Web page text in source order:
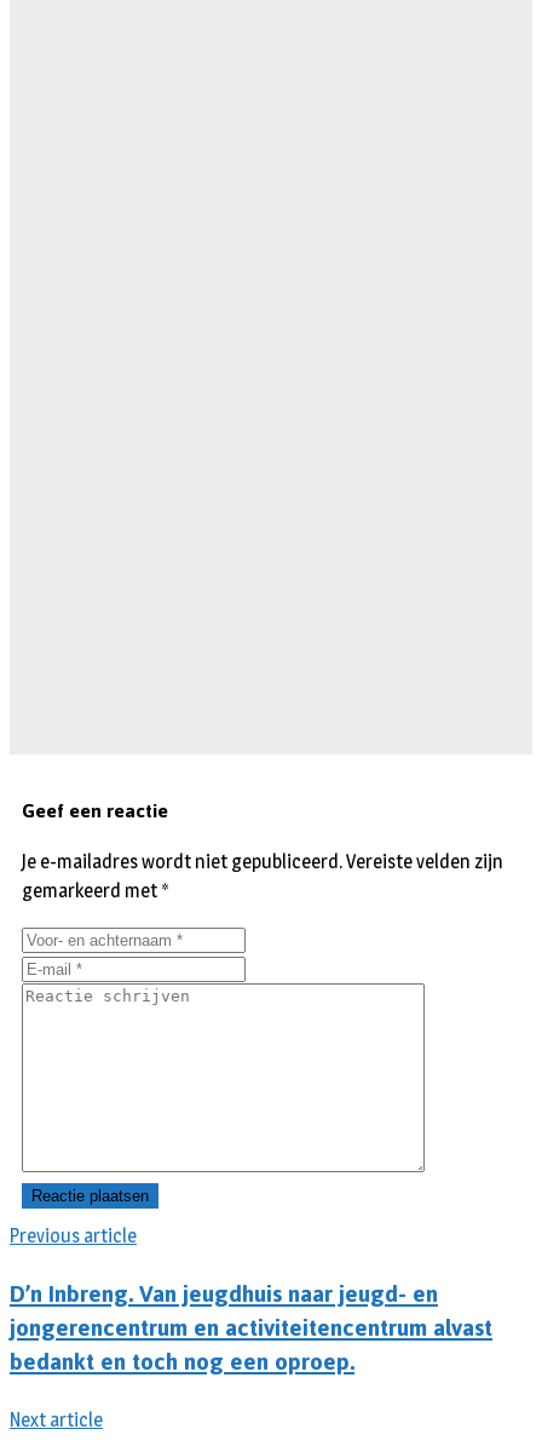
Previous article
D’n Inbreng. Van jeugdhuis naar jeugd- en
jongerencentrum en activiteitencentrum alvast
bedankt en toch nog een oproep.
Next article
Geef een reactie
Je e-mailadres wordt niet gepubliceerd.Vereiste velden zijn
gemarkeerd met *